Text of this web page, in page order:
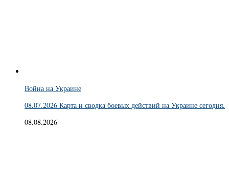
Война на Украине
08.07.2026 Карта и сводка боевых действий на Украине сегодня.
08.08.2026